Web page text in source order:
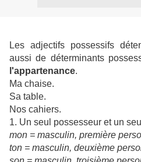
Les adjectifs possessifs
aussi de déterminants
l'appartenance.
Ma chaise.
Sa table.
Nos cahiers.
1. Un seul possesseur et un
mon = masculin, première
ton = masculin, deuxième